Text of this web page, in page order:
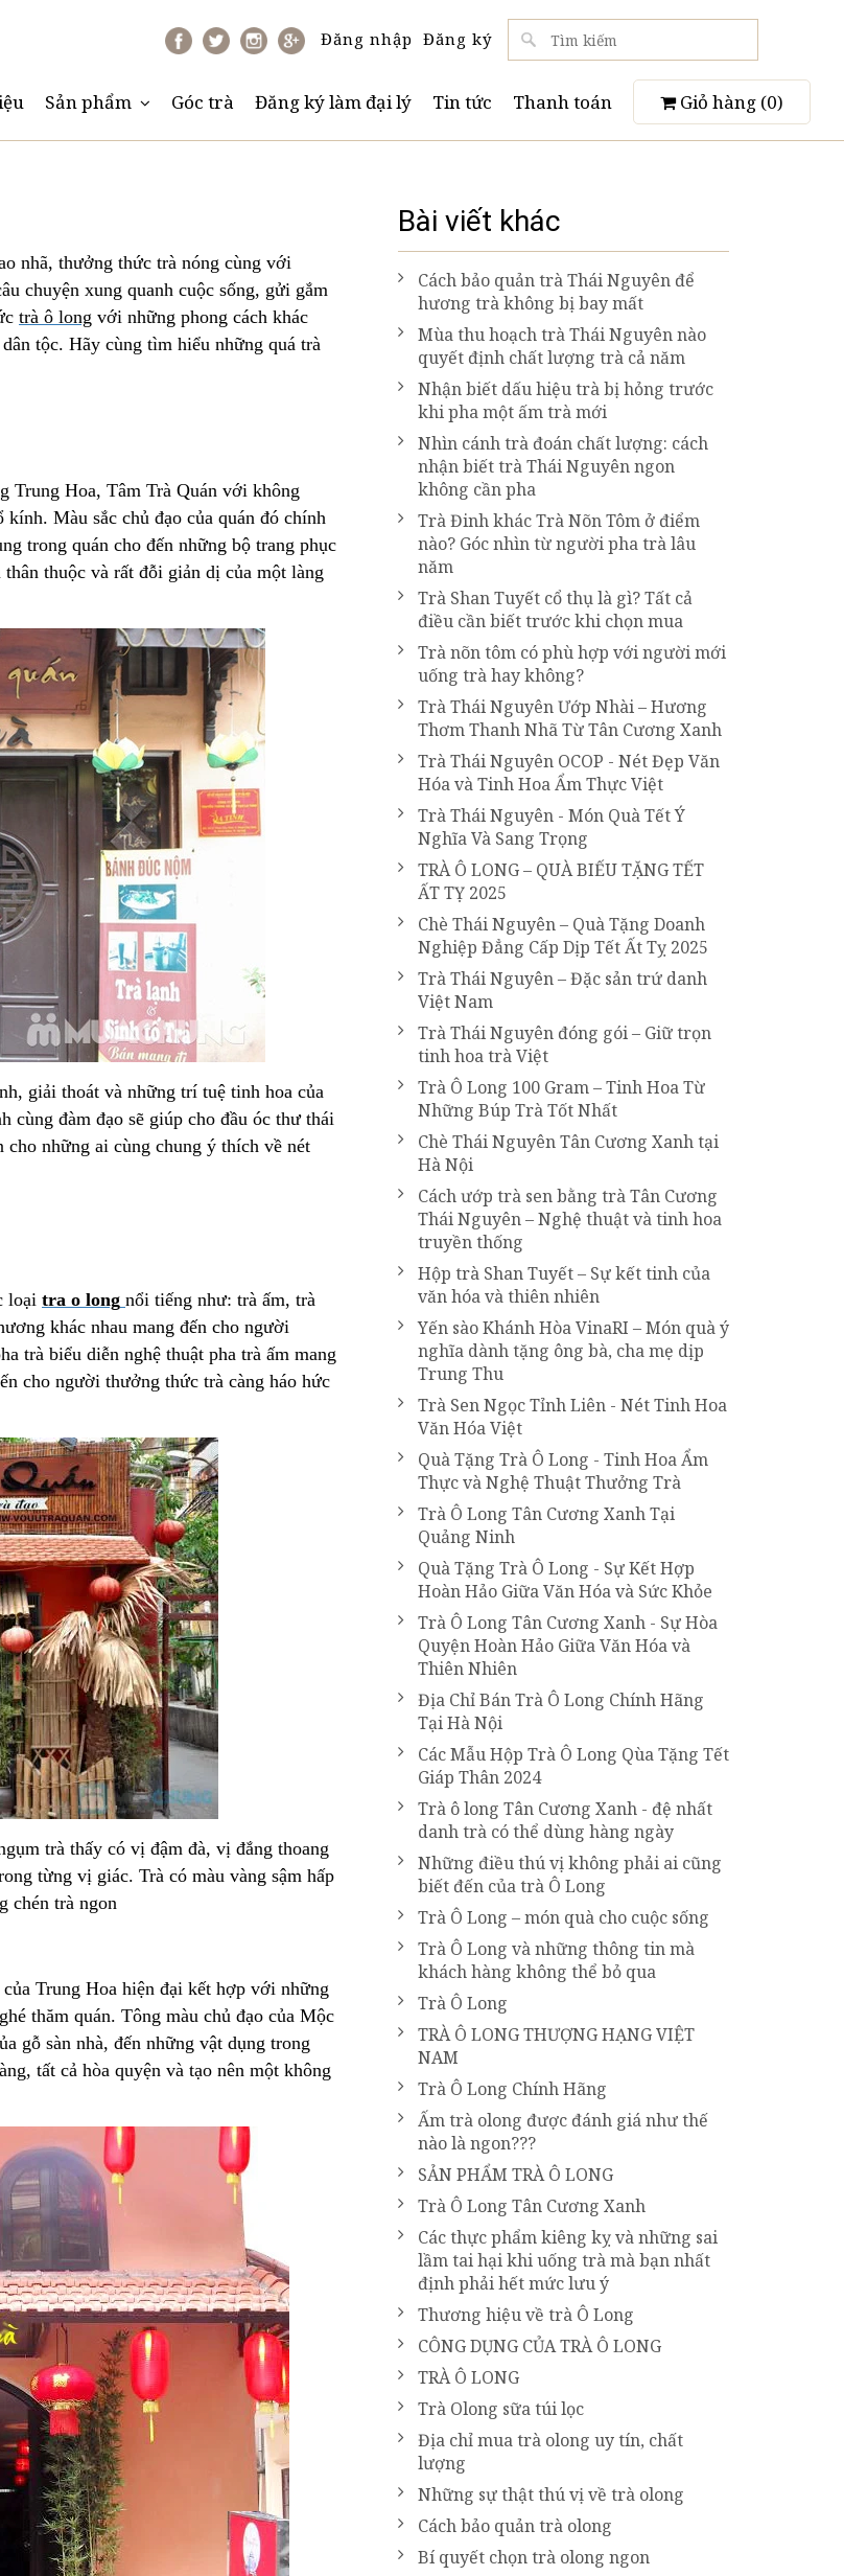
Đăng nhập Đăng ký
Sản phẩm Góc trà Đăng ký làm đại lý Tin tức Thanh toán Giỏ hàng (0)
nhã, thưởng thức trà nóng cùng với
chuyện xung quanh cuộc sống, gửi gắm
trà ô long với những phong cách khác
tộc. Hãy cùng tìm hiểu những quá trà
Trung Hoa, Tâm Trà Quán với không
Màu sắc chủ đạo của quán đó chính
trong quán cho đến những bộ trang phục
thuộc và rất đỗi giản dị của một làng
giải thoát và những trí tuệ tinh hoa của
cùng đàm đạo sẽ giúp cho đầu óc thư thái
những ai cùng chung ý thích về nét
loại tra o long nổi tiếng như: trà ấm, trà
khác nhau mang đến cho người
trà biểu diễn nghệ thuật pha trà ấm mang
cho người thưởng thức trà càng háo hức
trà thấy có vị đậm đà, vị đắng thoang
từng vị giác. Trà có màu vàng sậm hấp
chén trà ngon
Trung Hoa hiện đại kết hợp với những
thăm quán. Tông màu chủ đạo của Mộc
gỗ sàn nhà, đến những vật dụng trong
tất cả hòa quyện và tạo nên một không
Bài viết khác
Cách bảo quản trà Thái Nguyên để
hương trà không bị bay mất
Mùa thu hoạch trà Thái Nguyên nào
quyết định chất lượng trà cả năm
Nhận biết dấu hiệu trà bị hỏng trước
khi pha một ấm trà mới
Nhìn cánh trà đoán chất lượng: cách
nhận biết trà Thái Nguyên ngon
không cần pha
Trà Đinh khác Trà Nõn Tôm ở điểm
nào? Góc nhìn từ người pha trà lâu
năm
Trà Shan Tuyết cổ thụ là gì? Tất cả
điều cần biết trước khi chọn mua
Trà nõn tôm có phù hợp với người mới
uống trà hay không?
Trà Thái Nguyên Ướp Nhài – Hương
Thơm Thanh Nhã Từ Tân Cương Xanh
Trà Thái Nguyên OCOP - Nét Đẹp Văn
Hóa và Tinh Hoa Ẩm Thực Việt
Trà Thái Nguyên - Món Quà Tết Ý
Nghĩa Và Sang Trọng
TRÀ Ô LONG – QUÀ BIẾU TẶNG TẾT
ẤT TỴ 2025
Chè Thái Nguyên – Quà Tặng Doanh
Nghiệp Đẳng Cấp Dịp Tết Ất Tỵ 2025
Trà Thái Nguyên – Đặc sản trứ danh
Việt Nam
Trà Thái Nguyên đóng gói – Giữ trọn
tinh hoa trà Việt
Trà Ô Long 100 Gram – Tinh Hoa Từ
Những Búp Trà Tốt Nhất
Chè Thái Nguyên Tân Cương Xanh tại
Hà Nội
Cách ướp trà sen bằng trà Tân Cương
Thái Nguyên – Nghệ thuật và tinh hoa
truyền thống
Hộp trà Shan Tuyết – Sự kết tinh của
văn hóa và thiên nhiên
Yến sào Khánh Hòa VinaRI – Món quà ý
nghĩa dành tặng ông bà, cha mẹ dịp
Trung Thu
Trà Sen Ngọc Tỉnh Liên - Nét Tinh Hoa
Văn Hóa Việt
Quà Tặng Trà Ô Long - Tinh Hoa Ẩm
Thực và Nghệ Thuật Thưởng Trà
Trà Ô Long Tân Cương Xanh Tại
Quảng Ninh
Quà Tặng Trà Ô Long - Sự Kết Hợp
Hoàn Hảo Giữa Văn Hóa và Sức Khỏe
Trà Ô Long Tân Cương Xanh - Sự Hòa
Quyện Hoàn Hảo Giữa Văn Hóa và
Thiên Nhiên
Địa Chỉ Bán Trà Ô Long Chính Hãng
Tại Hà Nội
Các Mẫu Hộp Trà Ô Long Qùa Tặng Tết
Giáp Thân 2024
Trà ô long Tân Cương Xanh - đệ nhất
danh trà có thể dùng hàng ngày
Những điều thú vị không phải ai cũng
biết đến của trà Ô Long
Trà Ô Long – món quà cho cuộc sống
Trà Ô Long và những thông tin mà
khách hàng không thể bỏ qua
Trà Ô Long
TRÀ Ô LONG THƯỢNG HẠNG VIỆT
NAM
Trà Ô Long Chính Hãng
Ấm trà olong được đánh giá như thế
nào là ngon???
SẢN PHẨM TRÀ Ô LONG
Trà Ô Long Tân Cương Xanh
Các thực phẩm kiêng kỵ và những sai
lầm tai hại khi uống trà mà bạn nhất
định phải hết mức lưu ý
Thương hiệu về trà Ô Long
CÔNG DỤNG CỦA TRÀ Ô LONG
TRÀ Ô LONG
Trà Olong sữa túi lọc
Địa chỉ mua trà olong uy tín, chất
lượng
Những sự thật thú vị về trà olong
Cách bảo quản trà olong
Bí quyết chọn trà olong ngon